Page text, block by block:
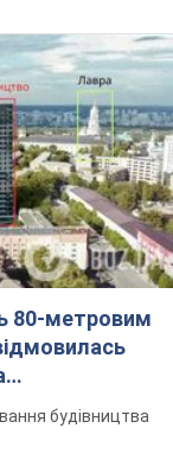
80-метровим
будівництва